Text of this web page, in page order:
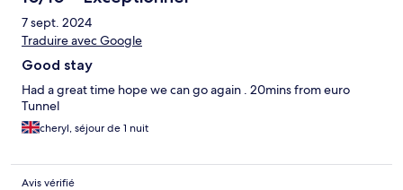
7 sept. 2024
Traduire avec Google
Good stay
Had a great time hope we can go again . 20mins from euro
Tunnel
cheryl, séjour de 1 nuit
Avis vérifié